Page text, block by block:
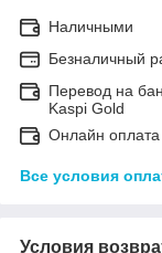
Наличными
Безналичный
Перевод на
Kaspi Gold
Онлайн оплата
Все условия
Условия